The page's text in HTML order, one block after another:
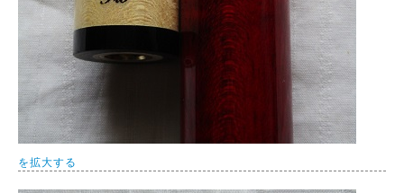
を拡大する